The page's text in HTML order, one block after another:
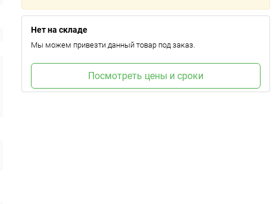
Нет на складе
Мы можем привезти данный товар под заказ.
Посмотреть цены и сроки